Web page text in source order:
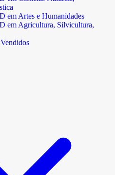
em Artes e Humanidades
em Agricultura, Silvicultura,